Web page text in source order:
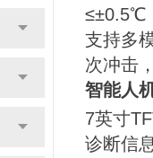
≤±0.5℃
支持多
次冲击
智能人
7英寸
诊断信